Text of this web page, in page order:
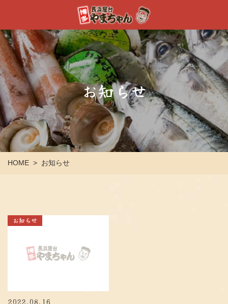
お知らせ
HOME > お知らせ
お知らせ
2022.08.16